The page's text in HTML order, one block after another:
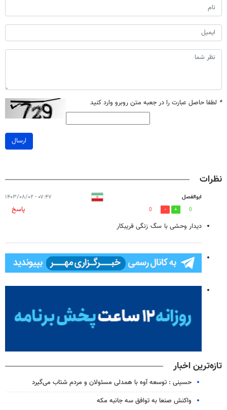
* لطفا حاصل عبارت را در جعبه متن روبرو وارد کنید
ارسال
نظرات
ابوالفصل ۰۷:۴۷ - ۱۴۰۳/۰۸/۰۲
0
0
پاسخ
دیدار وحشی با سگ زنگی فریبکار
تازه‌ترین اخبار
حسینی : توسعه آوه با همدلی مسئولان و مردم شتاب می‌گیرد
واکنش صنعا به توافق سه جانبه مکه